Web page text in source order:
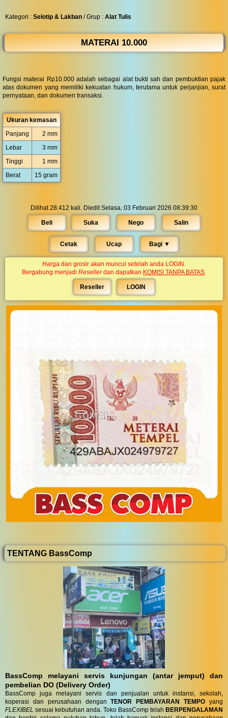
Kategori : Selotip & Lakban / Grup : Alat Tulis
MATERAI 10.000
Fungsi materai Rp10.000 adalah sebagai alat bukti sah dan pembuktian pajak
atas dokumen yang memiliki kekuatan hukum, terutama untuk perjanjian, surat
pernyataan, dan dokumen transaksi.
Ukuran kemasan
Panjang
2 mm
Lebar
3 mm
Tinggi
1 mm
Berat
15 gram
Dilihat 28.412 kali. Diedit Selasa, 03 Februari 2026 08:39:30
Beli Suka Nego Salin
Cetak Ucap Bagi ▼︎
Harga dan grosir akan muncul setelah anda LOGIN.
Bergabung menjadi Resellerdan dapatkan KOMISI TANPA BATAS.
Reseller LOGIN
TENTANG BassComp
BassComp melayani servis kunjungan (antar jemput) dan
pembelian DO (Delivery Order)
BassComp juga melayani servis dan penjualan untuk instansi, sekolah,
koperasi dan perusahaan denganTENOR PEMBAYARAN TEMPO yang
FLEXIBEL sesuai kebutuhan anda. Toko BassComp telah BERPENGALAMAN